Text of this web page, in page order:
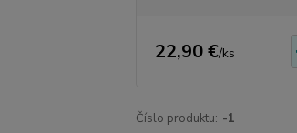
22,90 €/ks
Číslo produktu: -1